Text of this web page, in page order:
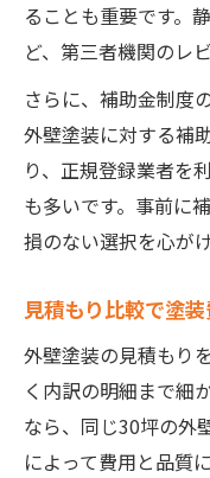
ることも重要です。
ど、第三者機関のレ
さらに、補助金制度
外壁塗装に対する補
り、正規登録業者を
も多いです。事前に
損のない選択を心が
見積もり比較で塗
外壁塗装の見積もり
く内訳の明細まで細
なら、同じ30坪の外
によって費用と品質